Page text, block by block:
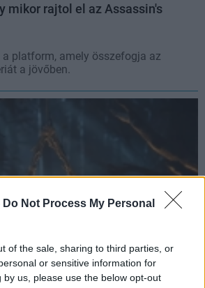
Do Not Process My Personal
of the sale, sharing to third parties, or
or sensitive information for
by us, please use the below opt-out
mikor rajtol el az Assassin's
platform, amely összefogja az
a jövőben.
ki az Assassin's Creed Hexe-ről